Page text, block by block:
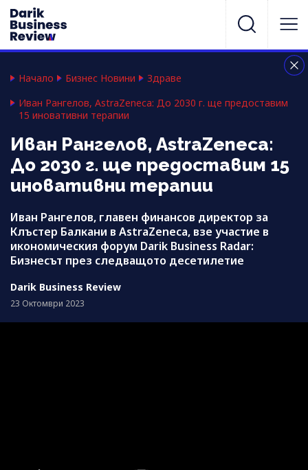
Начало Бизнес Новини
Здраве
Иван Рангелов, AstraZeneca: До 2030 г. ще предоставим
15 иновативни терапии
Иван Рангелов, AstraZeneca:
До 2030 г. ще предоставим 15
иновативни терапии
Иван Рангелов, главен финансов директор за
Клъстер Балкани в AstraZeneca, взе участие в
икономическия форум Darik Business Radar:
Бизнесът през следващото десетилетие
Darik Business Review
23 Октомври 2023